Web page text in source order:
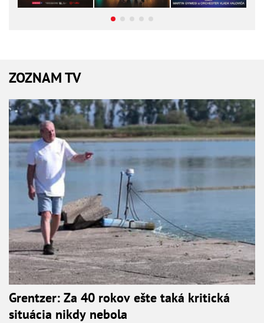
ZOZNAM TV
Grentzer: Za 40 rokov ešte taká kritická
situácia nikdy nebola